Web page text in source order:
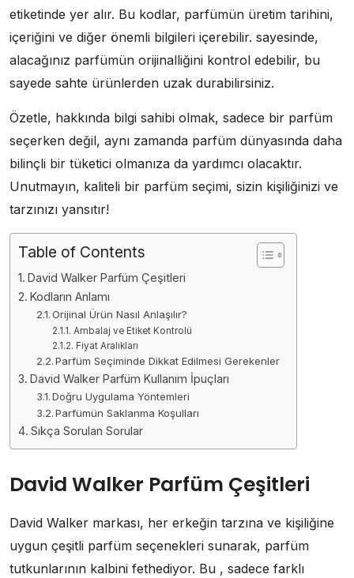
etiketinde yer alır. Bu kodlar, parfümün üretim tarihini,
içeriğini ve diğer önemli bilgileri içerebilir. sayesinde,
alacağınız parfümün orijinalliğini kontrol edebilir, bu
sayede sahte ürünlerden uzak durabilirsiniz.
Özetle, hakkında bilgi sahibi olmak, sadece bir parfüm
seçerken değil, aynı zamanda parfüm dünyasında daha
bilinçli bir tüketici olmanıza da yardımcı olacaktır.
Unutmayın, kaliteli bir parfüm seçimi, sizin kişiliğinizi ve
tarzınızı yansıtır!
Table of Contents
David Walker Parfüm Çeşitleri
Kodların Anlamı
Orijinal Ürün Nasıl Anlaşılır?
Ambalaj ve Etiket Kontrolü
Fiyat Aralıkları
Parfüm Seçiminde Dikkat Edilmesi Gerekenler
David Walker Parfüm Kullanım İpuçları
Doğru Uygulama Yöntemleri
Parfümün Saklanma Koşulları
Sıkça Sorulan Sorular
David Walker Parfüm Çeşitleri
David Walker markası, her erkeğin tarzına ve kişiliğine
uygun çeşitli parfüm seçenekleri sunarak, parfüm
tutkunlarının kalbini fethediyor. Bu , sadece farklı